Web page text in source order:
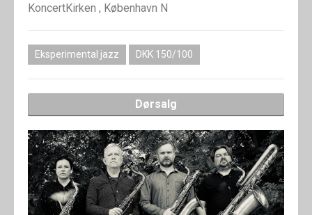
Om fonden
SHOP
KoncertKirken , København N
Eksperimental jazz DKK 150/100
Dørsalg